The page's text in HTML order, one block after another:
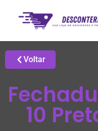
Voltar
10